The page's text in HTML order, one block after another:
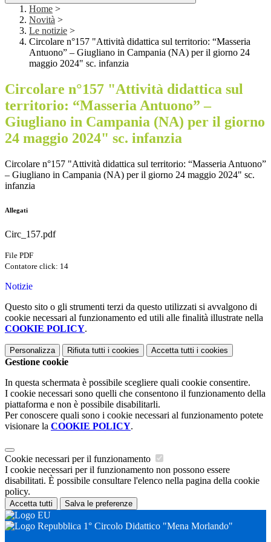
Home >
Novità >
Le notizie >
Circolare n°157 "Attività didattica sul territorio: “Masseria
Antuono” – Giugliano in Campania (NA) per il giorno 24
maggio 2024" sc. infanzia
Circolare n°157 "Attività didattica sul
territorio: “Masseria Antuono” –
Giugliano in Campania (NA) per il giorno
24 maggio 2024" sc. infanzia
Circolare n°157 "Attività didattica sul territorio: “Masseria Antuono”
– Giugliano in Campania (NA) per il giorno 24 maggio 2024" sc.
infanzia
Allegati
Circ_157.pdf
File PDF
Contatore click: 14
Notizie
Questo sito o gli strumenti terzi da questo utilizzati si avvalgono di
cookie necessari al funzionamento ed utili alle finalità illustrate nella
COOKIE POLICY.
Personalizza Rifiuta tutti i cookies Accetta tutti i cookies
Gestione cookie
In questa schermata è possibile scegliere quali cookie consentire.
I cookie necessari sono quelli che consentono il funzionamento della
piattaforma e non è possibile disabilitarli.
Per conoscere quali sono i cookie necessari al funzionamento potete
visionare la COOKIE POLICY.
Cookie necessari per il funzionamento
I cookie necessari per il funzionamento non possono essere
disabilitati. È possibile consultare l'elenco nella pagina della cookie
policy.
Accetta tutti Salva le preferenze
1° Circolo Didattico "Mena Morlando"